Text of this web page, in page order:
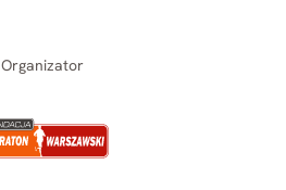
Organizator